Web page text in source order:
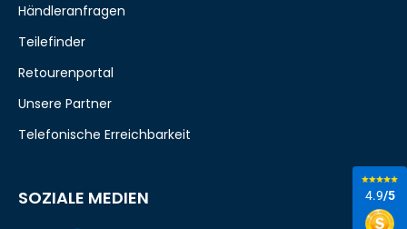
4.9/5
Händleranfragen
Teilefinder
Retourenportal
Unsere Partner
Telefonische Erreichbarkeit
SOZIALE MEDIEN